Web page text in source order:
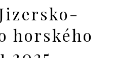
horského